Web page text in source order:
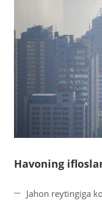
Havoning
Jahon reytingiga